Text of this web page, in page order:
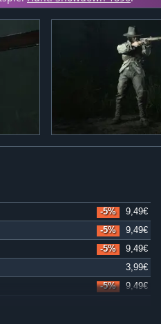
-5% 9,49€
-5% 9,49€
-5% 9,49€
3,99€
-5% 9,49€